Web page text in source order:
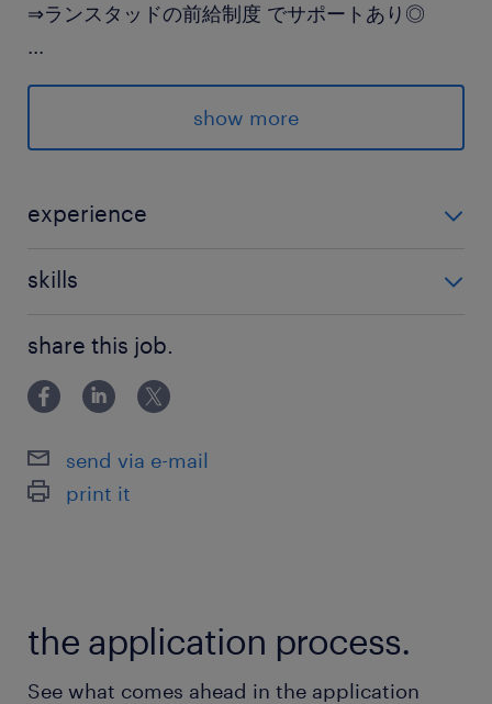
⇒ランスタッドの前給制度 でサポートあり◎
...
「すぐ働きたい！」と思ったら今すぐ応募♪
⇒履歴書不要！WEBでサクッと完了♪
大手安定企業＼医薬品製造を行う工場／きれいな
つくばエクスプレス線／つくば駅（車15分）
常総線／下妻駅（車15分）
つくばエクスプレス線／研究学園駅（車25分）
休日休暇
土日祝日
就業時間
show more
experience
ぎたい！」そんなあなたにピッタリ♪
skills
＼Web登録でOK！／
カンタン♪時間を気にせず登録完了！
＼登録後はLINEでやりとり／
行き違いになりがちな連絡もLINEで効率よく
share this job.
send via e-mail
print it
the application process.
See what comes ahead in the application